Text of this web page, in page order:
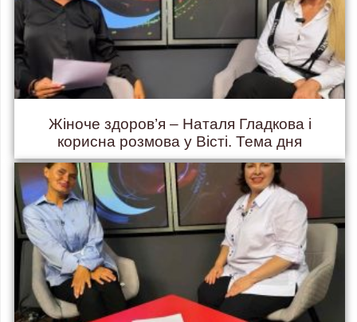
Жіноче здоров’я – Наталя Гладкова і
корисна розмова у Вісті. Тема дня